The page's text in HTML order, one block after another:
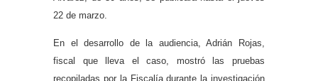
22 de marzo.
En el desarrollo de la audiencia, Adrián Rojas,
fiscal que lleva el caso, mostró las pruebas
recopiladas por la Fiscalía durante la investigación